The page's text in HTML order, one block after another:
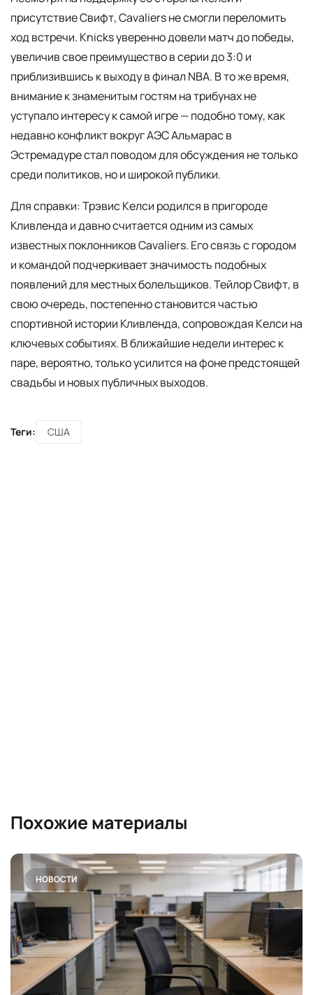
присутствие Свифт, Cavaliers не смогли переломить
ход встречи. Knicks уверенно довели матч до победы,
увеличив свое преимущество в серии до 3:0 и
приблизившись к выходу в финал NBA. В то же время,
внимание к знаменитым гостям на трибунах не
уступало интересу к самой игре — подобно тому, как
недавно конфликт вокруг АЭС Альмарас в
Эстремадуре стал поводом для обсуждения не только
среди политиков, но и широкой публики.
Для справки: Трэвис Келси родился в пригороде
Кливленда и давно считается одним из самых
известных поклонников Cavaliers. Его связь с городом
и командой подчеркивает значимость подобных
появлений для местных болельщиков. Тейлор Свифт, в
свою очередь, постепенно становится частью
спортивной истории Кливленда, сопровождая Келси на
ключевых событиях. В ближайшие недели интерес к
паре, вероятно, только усилится на фоне предстоящей
свадьбы и новых публичных выходов.
Теги: США
Похожие материалы
НОВОСТИ